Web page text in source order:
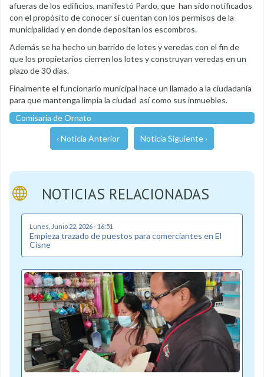
afueras de los edificios, manifestó Pardo, que han sido notificados
con el propósito de conocer si cuentan con los permisos de la
municipalidad y en donde depositan los escombros.
Además se ha hecho un barrido de lotes y veredas con el fin de
que los propietarios cierren los lotes y construyan veredas en un
plazo de 30 días.
Finalmente el funcionario municipal hace un llamado a la ciudadanía
para que mantenga limpia la ciudad así como sus inmuebles.
Comisaria de Ornato
‹ Noticia Anterior Noticia Siguiente ›
NOTICIAS RELACIONADAS
Lunes, Junio 22, 2026 - 16:51
Empieza trazado de puestos para comerciantes en El
Cisne